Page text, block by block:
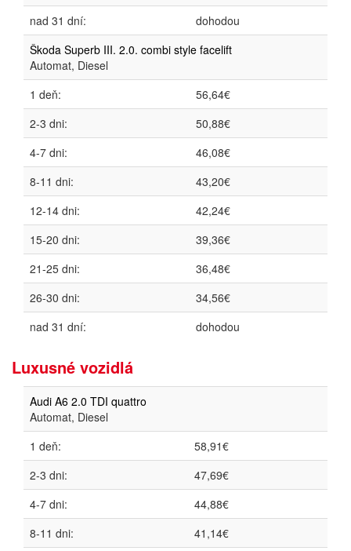
nad 31 dní:
dohodou
Škoda Superb III. 2.0. combi style facelift
Automat, Diesel
1 deň:
56,64€
2-3 dni:
50,88€
4-7 dni:
46,08€
8-11 dni:
43,20€
12-14 dni:
42,24€
15-20 dni:
39,36€
21-25 dni:
36,48€
26-30 dni:
34,56€
nad 31 dní:
dohodou
Luxusné vozidlá
Audi A6 2.0 TDI quattro
Automat, Diesel
1 deň:
58,91€
2-3 dni:
47,69€
4-7 dni:
44,88€
8-11 dni:
41,14€